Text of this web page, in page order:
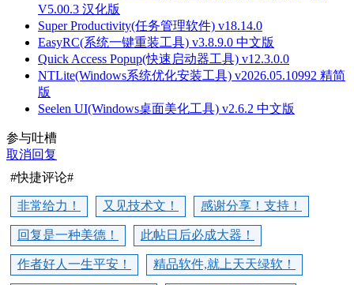
V5.00.3 汉化版
Super Productivity(任务管理软件) v18.14.0
EasyRC(系统一键重装工具) v3.8.9.0 中文版
Quick Access Popup(快速启动器工具) v12.3.0.0
NTLite(Windows系统优化安装工具) v2026.05.10992 精简
版
Seelen UI(Windows桌面美化工具) v2.6.2 中文版
参与吐槽
取消回复
#快捷评论#
非常给力！ 又见技术文！ 感谢分享！支持！
回复是一种美德！ 此帖日后必成大器！
作者好人一生平安！ 精品软件,就上天天绿软！